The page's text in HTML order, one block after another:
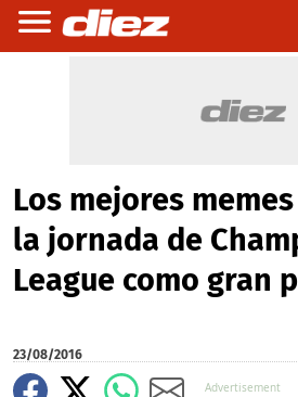
Los mejores
la jornada de
League como gran
23/08/2016